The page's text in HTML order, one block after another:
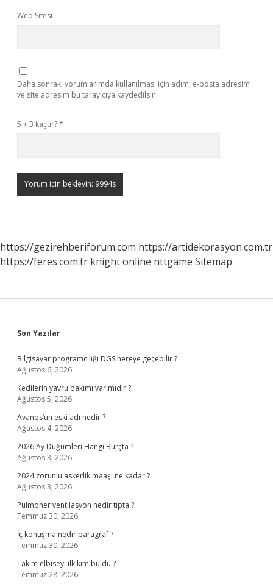
Web Sitesi
Daha sonraki yorumlarımda kullanılması için adım, e-posta adresim
ve site adresim bu tarayıcıya kaydedilsin.
5 + 3 kaçtır?*
https://gezirehberiforum.com https://artidekorasyon.com.tr
https://feres.com.tr knight online nttgame Sitemap
Sidebar
Son Yazılar
Bilgisayar programcılığı DGS nereye geçebilir ?
Ağustos 6, 2026
Kedilerin yavru bakımı var mıdır ?
Ağustos 5, 2026
Avanos’un eski adı nedir ?
Ağustos 4, 2026
2026 Ay Düğümleri Hangi Burçta ?
Ağustos 3, 2026
2024 zorunlu askerlik maaşı ne kadar ?
Ağustos 3, 2026
Pulmoner ventilasyon nedir tıpta ?
Temmuz 30, 2026
İç konuşma nedir paragraf ?
Temmuz 30, 2026
Takım elbiseyi ilk kim buldu ?
Temmuz 28, 2026